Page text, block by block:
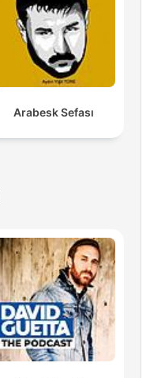
Arabesk Sefası